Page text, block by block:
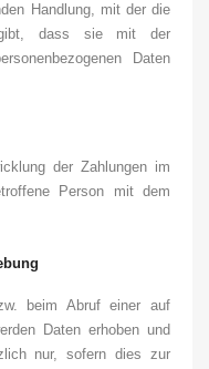
Handlung, mit der die
gibt, dass sie mit der
Daten
der Zahlungen im
Person mit dem
beim Abruf einer auf
Daten erhoben und
nur, sofern dies zur